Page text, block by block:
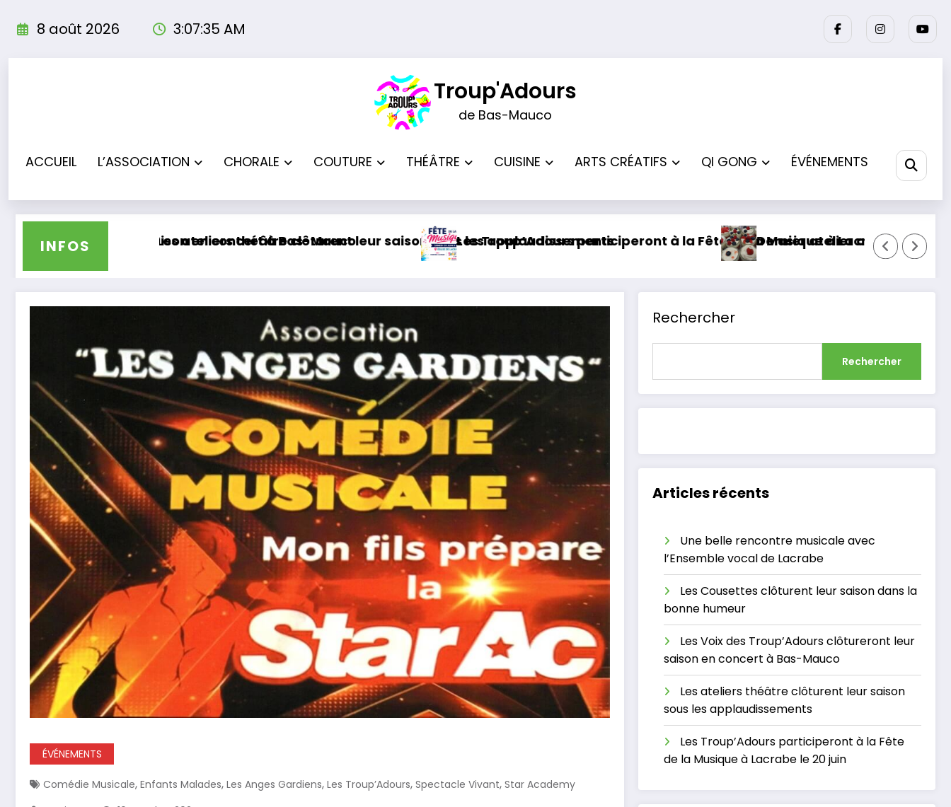
8 août 2026 3:07:37 AM
Troup'Adours
de Bas-Mauco
ACCUEIL L’ASSOCIATION CHORALE COUTURE THÉÂTRE CUISINE ARTS CRÉATIFS QI GONG ÉVÉNEMENTS
INFOS
Maucoleur saison sous les applaudissements
Les Troup’Adours participeront à la Fête de la Musique à Lacrabe le 20 juin
Dernier atelier cuisine de la saison pour les Troup’AdoursLes ateliers théâtre montent
ÉVÉNEMENTS
Comédie Musicale, Enfants Malades, Les Anges Gardiens, Les Troup’Adours, Spectacle Vivant, Star Academy
Rechercher
Rechercher
Articles récents
Une belle rencontre musicale avec
l’Ensemble vocal de Lacrabe
Les Cousettes clôturent leur saison dans la
bonne humeur
Les Voix des Troup’Adours clôtureront leur
saison en concert à Bas-Mauco
Les ateliers théâtre clôturent leur saison
sous les applaudissements
Les Troup’Adours participeront à la Fête
de la Musique à Lacrabe le 20 juin